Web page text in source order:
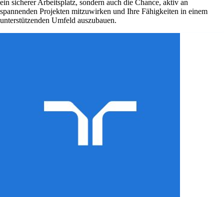
ein sicherer Arbeitsplatz, sondern auch die Chance, aktiv an
spannenden Projekten mitzuwirken und Ihre Fähigkeiten in einem
unterstützenden Umfeld auszubauen.